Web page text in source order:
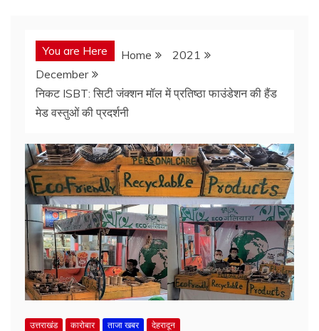
You are Here Home
2021
December
निकट ISBT: सिटी जंक्शन मॉल में प्रतिष्ठा फाउंडेशन की हैंड
मेड वस्तुओं की प्रदर्शनी
उत्तराखंड कारोबार ताजा खबर देहरादून